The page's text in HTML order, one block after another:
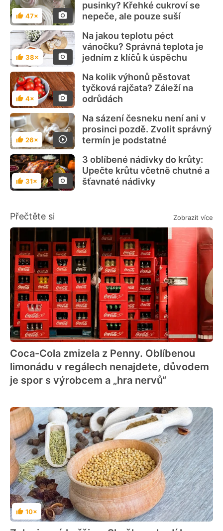
Hodnocení
47×
pusinky? Křehké cukroví se
nepeče, ale pouze suší
Hodnocení
38×
Na jakou teplotu péct
vánočku? Správná teplota je
jedním z klíčů k úspěchu
Hodnocení
4×
Na kolik výhonů pěstovat
tyčková rajčata? Záleží na
odrůdách
Hodnocení
26×
Na sázení česneku není ani v
prosinci pozdě. Zvolit správný
termín je podstatné
Hodnocení
31×
3 oblíbené nádivky do krůty:
Upečte krůtu včetně chutné a
šťavnaté nádivky
Přečtěte si Zobrazit více
Coca-Cola zmizela z Penny. Oblíbenou
limonádu v regálech nenajdete, důvodem
je spor s výrobcem a „hra nervů“
Hodnocení
10×